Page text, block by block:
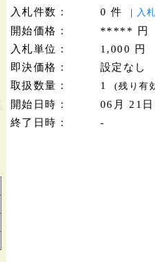
入札件数：
0 件 | 入
開始価格：
***** 円
入札単位：
1,000 円
即決価格：
設定なし
取扱数量：
1(残り有
開始日時：
06月 21
終了日時：
-